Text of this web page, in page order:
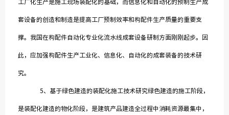
工厂化生产是施工现场装配化的基础，而信息化和自动化的预制生产成
套设备的创造和制造是提高工厂预制效率和构配件生产质量的重要支
撑。我国在构配件自动化专业化流水线成套设备研制方面刚刚起步。因
此，应加强构配件生产工业化、信息化、自动化的成套装备的技术研
究。
5、基于绿色建造的装配化施工技术研究绿色建造的施工阶段，
是装配化建造的物化阶段，是建筑产品建造全过程中消耗资源最集中，